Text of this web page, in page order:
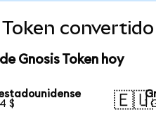
Gnosis Token hoy
$
🇪🇺
1